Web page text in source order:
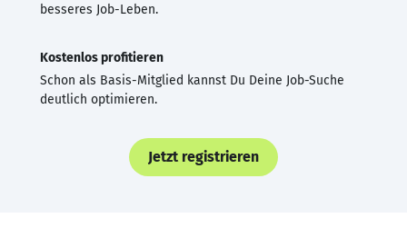
besseres Job-Leben.
Kostenlos profitieren
Schon als Basis-Mitglied kannst Du Deine Job-Suche
deutlich optimieren.
Jetzt registrieren